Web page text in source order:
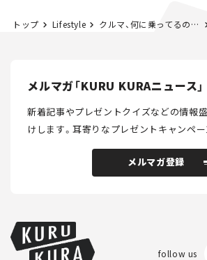
トップ Lifestyle クルマ、何に乗ってるの？ 僕たちの愛車紹介 #39｜ホンダ シティ カブリオレ
メルマガ「KURU KURAニュース」
新着記事やプレゼントクイズなどの情報
けします。耳寄りなプレゼントキャンペー
メルマガ登録
follow us